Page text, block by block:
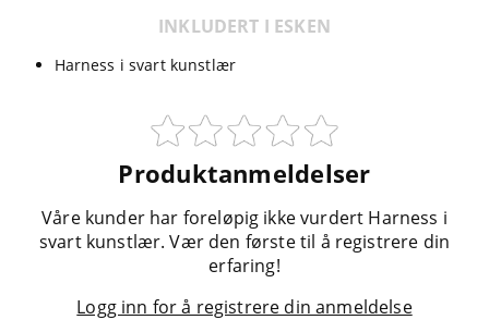
INKLUDERT I ESKEN
Harness i svart kunstlær
Produktanmeldelser
Våre kunder har foreløpig ikke vurdert Harness i
svart kunstlær. Vær den første til å registrere din
erfaring!
Logg inn for å registrere din anmeldelse